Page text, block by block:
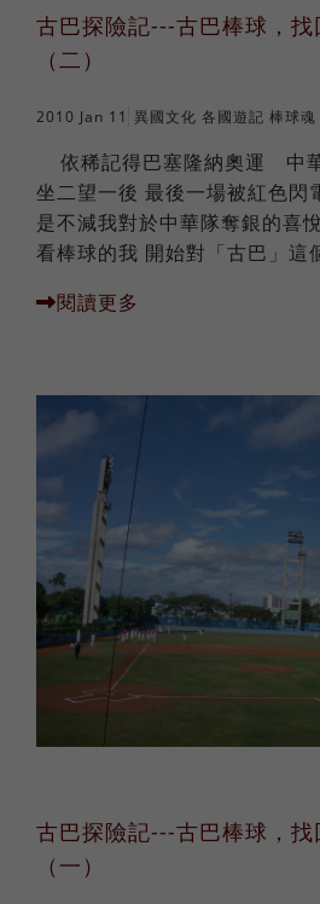
古巴探險記---古巴棒球，
（二）
2010 Jan 11 異國文化 各國遊記 棒球魂
依稀記得巴塞隆納奧運 中
坐二望一後 最後一場被紅色閃
是不減我對於中華隊奪銀的喜
看棒球的我 開始對「古巴」
閱讀更多
古巴探險記---古巴棒球，
（一）